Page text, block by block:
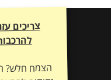
צריכים
הצמח חלש?
זקוקים